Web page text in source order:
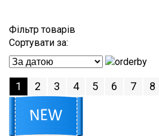
Фільтр товарів
Сортувати за:
1 2 3 4 5 6 7 8